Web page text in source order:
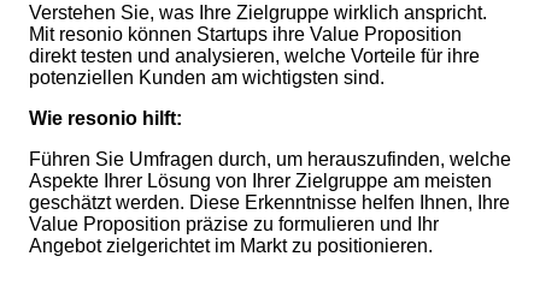
Verstehen Sie, was Ihre Zielgruppe wirklich anspricht.
Mit resonio können Startups ihre Value Proposition
direkt testen und analysieren, welche Vorteile für ihre
potenziellen Kunden am wichtigsten sind.
Wie resonio hilft:
Führen Sie Umfragen durch, um herauszufinden, welche
Aspekte Ihrer Lösung von Ihrer Zielgruppe am meisten
geschätzt werden. Diese Erkenntnisse helfen Ihnen, Ihre
Value Proposition präzise zu formulieren und Ihr
Angebot zielgerichtet im Markt zu positionieren.